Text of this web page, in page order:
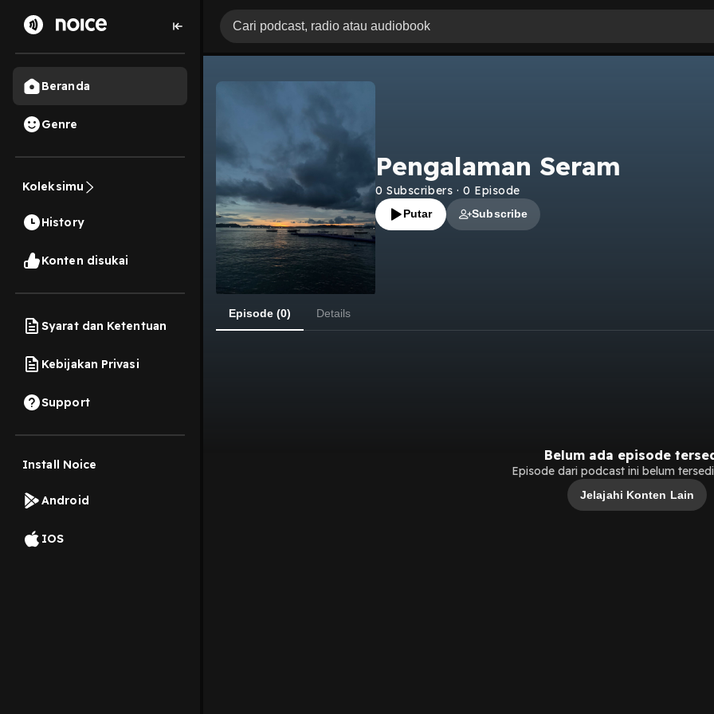
Beranda
Genre
Koleksimu
History
Konten disukai
Syarat dan Ketentuan
Kebijakan Privasi
Support
Install Noice
Android
IOS
Pengalaman Seram
0 Subscribers · 0 Episode
Putar Subscribe
Episode (0) Details
Belum ada episode
Episode dari podcast ini belum
Jelajahi Konten Lain